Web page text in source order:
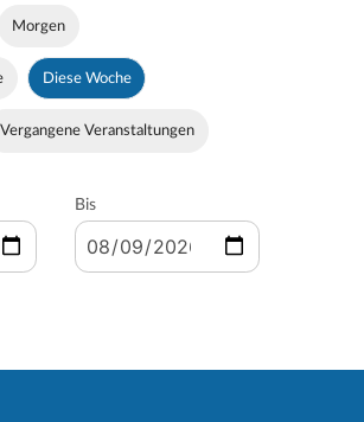
Morgen
Diese Woche
Vergangene Veranstaltungen
Bis